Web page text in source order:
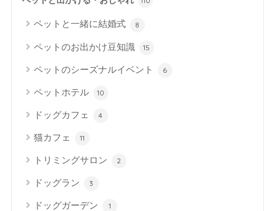
ペットと一緒に結婚式 8
ペットのお出かけ豆知識 15
ペットのシーズナルイベント 6
ペットホテル 10
ドッグカフェ 4
猫カフェ 11
トリミングサロン 2
ドッグラン 3
ドッグガーデン 1